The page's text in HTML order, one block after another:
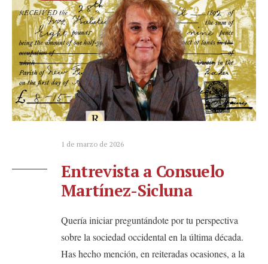
1 de marzo de 2026
Entrevista a Consuelo
Martínez-Sicluna
Quería iniciar preguntándote por tu perspectiva
sobre la sociedad occidental en la última década.
Has hecho mención, en reiteradas ocasiones, a la